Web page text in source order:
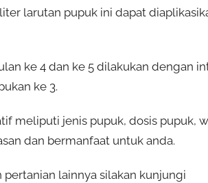
larutan pupuk ini dapat
ke 4 dan ke 5 dilakukan dengan
ke 3.
meliputi jenis pupuk, dosis pupuk,
dan bermanfaat untuk anda.
lainnya silakan kunjungi